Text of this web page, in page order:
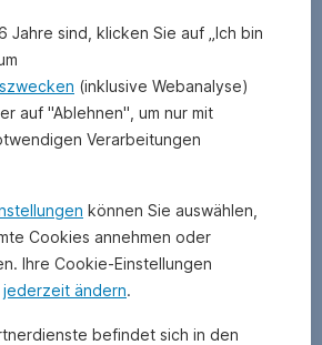
Jahre sind, klicken Sie auf „Ich bin
(inklusive Webanalyse)
auf "Ablehnen", um nur mit
Verarbeitungen
können Sie auswählen,
Cookies annehmen oder
Ihre Cookie-Einstellungen
jederzeit ändern.
befindet sich in den